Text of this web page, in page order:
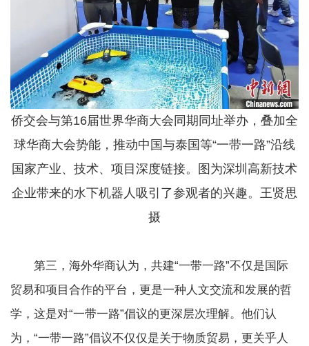
侨交会与第16届世界华商大会同期同址举办，叠加全
球华商大会势能，推动中国与泰国等“一带一路”沿线
国家产业、技术、项目深度链接。图为深圳高新技术
企业带来的水下机器人吸引了参观者的兴趣。王贤思
摄
第三，海外华商认为，共建“一带一路”不仅是国际
贸易和项目合作的平台，更是一种人文交流和发展的哲
学，这是对“一带一路”倡议的更深层次理解。他们认
为，“一带一路”倡议不仅仅是关于物质贸易，更关乎人